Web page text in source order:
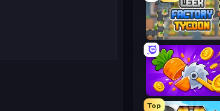
Leek Factory Tycoon
Farm Ring Idle
Top